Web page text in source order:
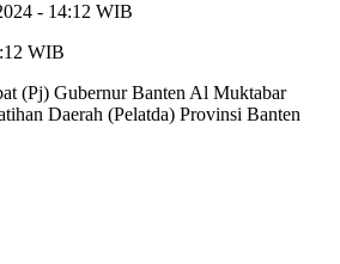
- 14:12 WIB
WIB
(Pj) Gubernur Banten Al Muktabar
Daerah (Pelatda) Provinsi Banten